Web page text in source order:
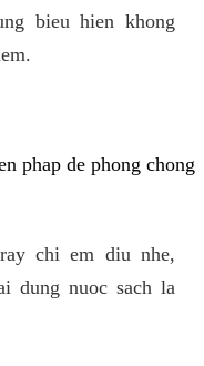
bieu hien khong
phap de phong chong
chi em diu nhe,
dung nuoc sach la